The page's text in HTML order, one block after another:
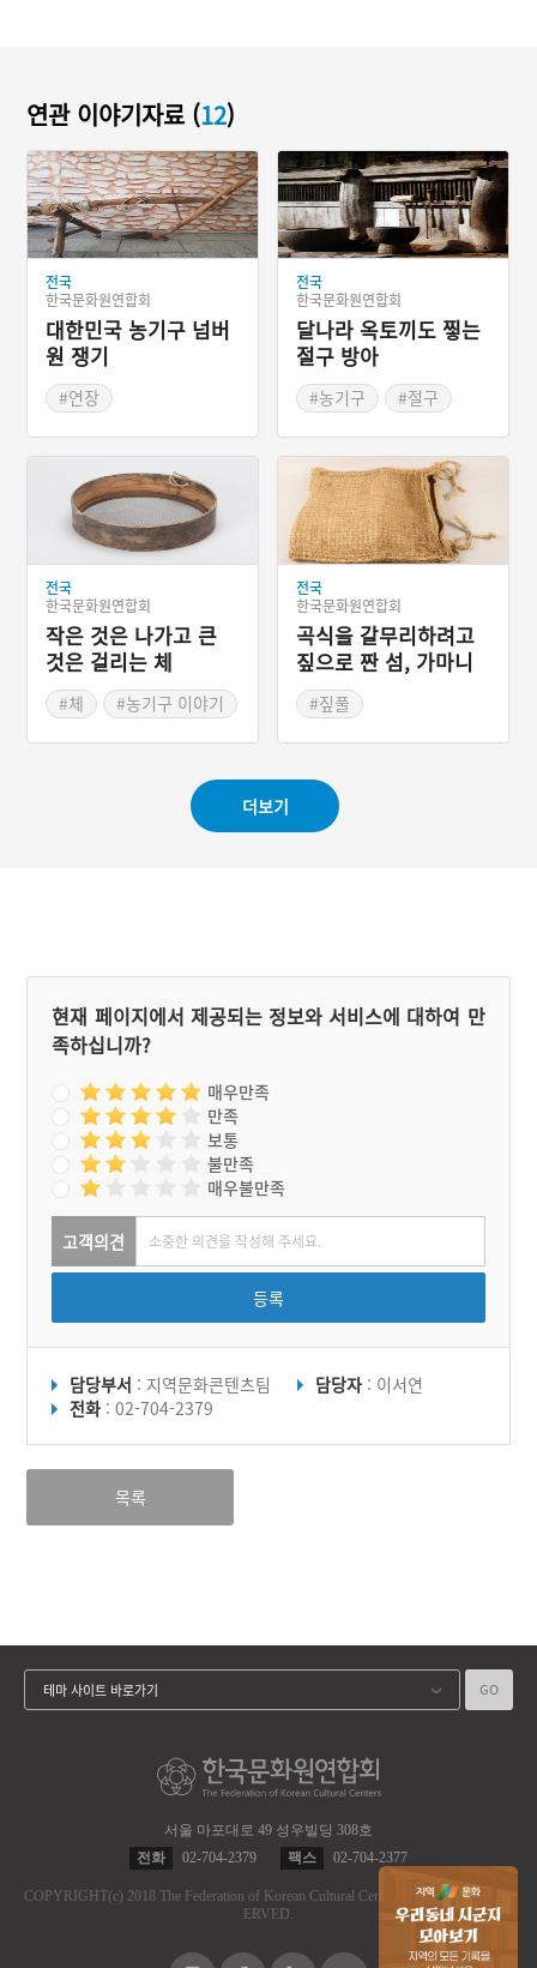
연관 이야기자료 (12)
전국
한국문화원연합회
대한민국 농기구 넘버
원 쟁기
#연장
전국
한국문화원연합회
달나라 옥토끼도 찧는
절구 방아
#농기구
#절구
전국
한국문화원연합회
작은 것은 나가고 큰
것은 걸리는 체
#체
#농기구 이야기
전국
한국문화원연합회
곡식을 갈무리하려고
짚으로 짠 섬, 가마니
#짚풀
더보기
현재 페이지에서 제공되는 정보와 서비스에 대하여 만
족하십니까?
매우만족
만족
보통
불만족
매우불만족
고객의견
등록
담당부서 : 지역문화콘텐츠팀 담당자 : 이서연
전화 : 02-704-2379
목록
서울 마포대로 49 성우빌딩 308호
전화
02-704-2379 팩스 02-704-2377
COPYRIGHT(c) 2018 The Federation of Korean Cultural Centers.
ALL RIGHT RES
ERVED.
테마 사이트 바로가기 GO